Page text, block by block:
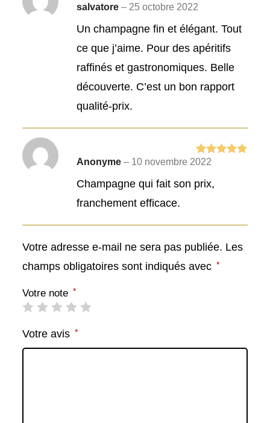
Note
5
salvatore– 25 octobre 2022
Un champagne fin et élégant. Tout
ce que j’aime. Pour des apéritifs
raffinés et gastronomiques. Belle
découverte. C’est un bon rapport
qualité-prix.
Note
Anonyme– 10 novembre 2022
Champagne qui fait son prix,
franchement efficace.
Votre adresse e-mail ne sera pas publiée. Les
champs obligatoires sont indiqués avec *
Votre note *
Votre avis *